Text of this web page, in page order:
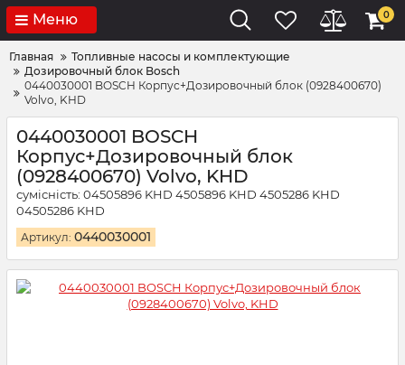
Меню 0
Главная
Топливные насосы и комплектующие
Дозировочный блок Bosch
0440030001 BOSCH Корпус+Дозировочный блок (0928400670)
Volvo, KHD
0440030001 BOSCH
Корпус+Дозировочный блок
(0928400670) Volvo, KHD
сумісність: 04505896 KHD 4505896 KHD 4505286 KHD
04505286 KHD
Артикул: 0440030001